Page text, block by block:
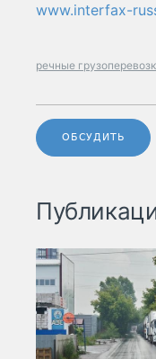
www.interfax-
речные
ОБСУДИТЬ